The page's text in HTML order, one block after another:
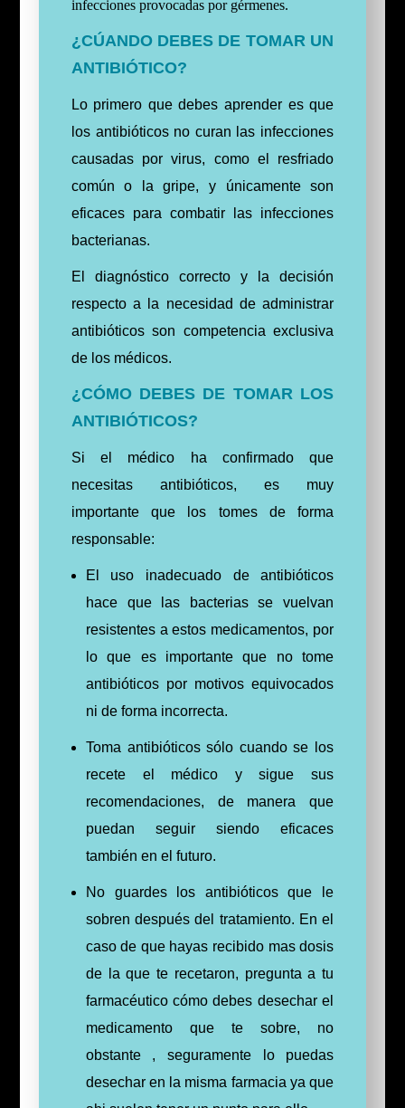
infecciones provocadas por gérmenes.
¿CÚANDO DEBES DE TOMAR UN
ANTIBIÓTICO?
Lo primero que debes aprender es que
los antibióticos no curan las infecciones
causadas por virus, como el resfriado
común o la gripe, y únicamente son
eficaces para combatir las infecciones
bacterianas.
El diagnóstico correcto y la decisión
respecto a la necesidad de administrar
antibióticos son competencia exclusiva
de los médicos.
¿CÓMO DEBES DE TOMAR LOS
ANTIBIÓTICOS?
Si el médico ha confirmado que
necesitas antibióticos, es muy
importante que los tomes de forma
responsable:
El uso inadecuado de antibióticos
hace que las bacterias se vuelvan
resistentes a estos medicamentos, por
lo que es importante que no tome
antibióticos por motivos equivocados
ni de forma incorrecta.
Toma antibióticos sólo cuando se los
recete el médico y sigue sus
recomendaciones, de manera que
puedan seguir siendo eficaces
también en el futuro.
No guardes los antibióticos que le
sobren después del tratamiento. En el
caso de que hayas recibido mas dosis
de la que te recetaron, pregunta a tu
farmacéutico cómo debes desechar el
medicamento que te sobre, no
obstante , seguramente lo puedas
desechar en la misma farmacia ya que